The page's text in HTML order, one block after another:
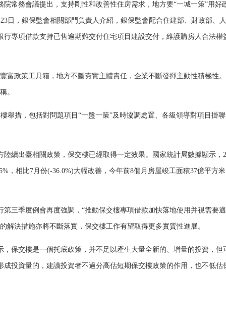
務會議提出，支持剛性和改善性住房需求，地方要“一城一策”用好
日，銀保監會相關部門負責人介紹，銀保監會配合住建部、財政部、
專項借款支持已售逾期難交付住宅項目建設交付，維護購房人合法權
政策工具箱，地方不斷夯實主體責任，企業不斷發揮主動性積極性
。
措，包括對問題項目“一盤一策”及時協調處置、各級領導對項目掛
出臺相關政策，保交樓已經取得一定效果。國家統計局數據顯示，
，相比7月份(-36.0%)大幅改善，今年前8個月房屋竣工面積37億平方米
季度例會再度強調，“推動保交樓專項借款加快落地使用并視需要
解決措施亦將不斷落實，保交樓工作有望取得更多實質性進展。
交樓是一個托底政策，并不足以產生大量全新的、增量的投資，但
投資量的，建議投資者不過分高估短期保交樓政策的作用，也不低估